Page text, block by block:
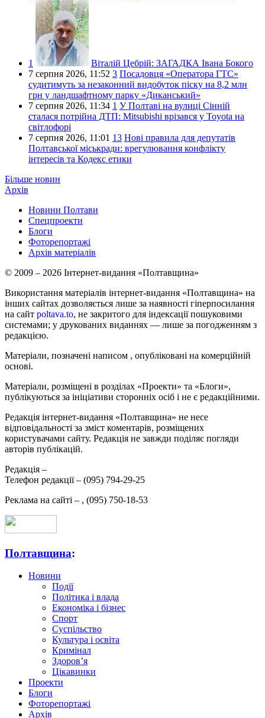
1 Віталій Цебрій: ЗАГАДКА Івана Бокого
7 серпня 2026, 11:52 3 Посадовця «Оператора ГТС»
судитимуть за незаконний видобуток піску на 8,2 млн
грн у ландшафтному парку «Диканський»
7 серпня 2026, 11:34 1 У Полтаві на вулиці Сінній
сталася потрійна ДТП: Mitsubishi врізався у Toyota на
світлофорі
7 серпня 2026, 11:01 13 Нові правила для депутатів
Полтавської міськради: врегулювання конфлікту
інтересів та Кодекс етики
Більше новин
Архів
Новини Полтави
Спецпроекти
Блоги
Фоторепортажі
Архів матеріалів
© 2009 – 2026 Інтернет-видання «Полтавщина»
Використання матеріалів інтернет-видання «Полтавщина» на
інших сайтах дозволяється лише за наявності гіперпосилання
на сайт poltava.to, не закритого для індексації пошуковими
системами; у друкованих виданнях — лише за погодженням з
редакцією.
Матеріали, позначені написом , опубліковані на комерційній
основі.
Матеріали, розміщені в розділах «Проекти» та «Блоги»,
публікуються за ініціативи сторонніх осіб і не є редакційними.
Редакція інтернет-видання «Полтавщина» не несе
відповідальності за зміст коментарів, розміщених
користувачами сайту. Редакція не завжди поділяє погляди
авторів публікацій.
Редакція –
Телефон редакції – (095) 794-29-25
Реклама на сайті – , (095) 750-18-53
Полтавщина:
Новини
Події
Політика і влада
Економіка і бізнес
Спорт
Суспільство
Культура і освіта
Кримінал
Здоров’я
Цікавинки
Проекти
Блоги
Фоторепортажі
Архів